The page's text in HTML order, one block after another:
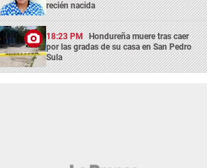
recién nacida
18:23 PM Hondureña muere tras caer
por las gradas de su casa en San Pedro
Sula